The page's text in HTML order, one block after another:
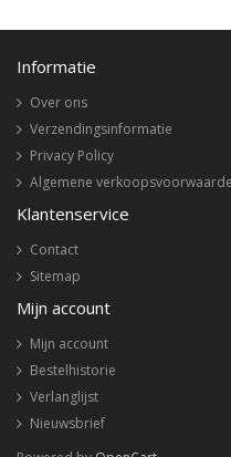
Informatie
Over ons
Verzendingsinformatie
Privacy Policy
Algemene
Klantenservice
Contact
Sitemap
Mijn account
Mijn account
Bestelhistorie
Verlanglijst
Nieuwsbrief